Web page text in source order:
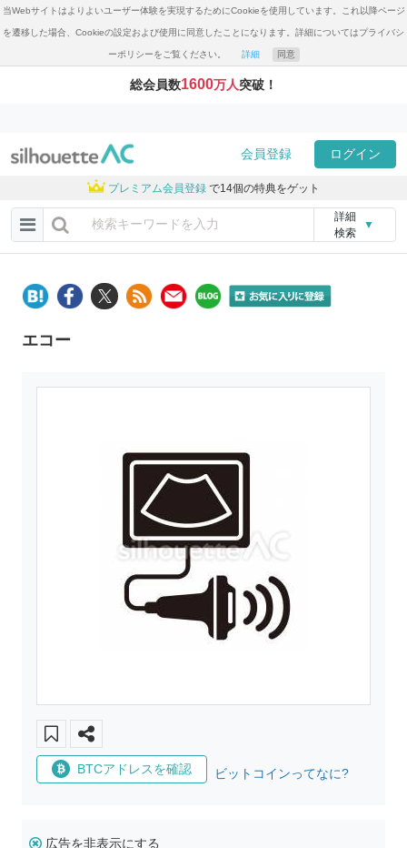
当Webサイトはよりよいユーザー体験を実現するためにCookieを使用しています。これ以降ページ
を遷移した場合、Cookieの設定および使用に同意したことになります。詳細についてはプライバシ
ーポリシーをご覧ください。 詳細 同意
総会員数1600万人突破！
会員登録 ログイン
プレミアム会員登録 で14個の特典をゲット
詳細
検索
▼
エコー
BTCアドレスを確認 ビットコインってなに?
広告を非表示にする